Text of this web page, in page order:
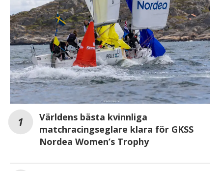
Världens bästa kvinnliga
matchracingseglare klara för GKSS
Nordea Women’s Trophy